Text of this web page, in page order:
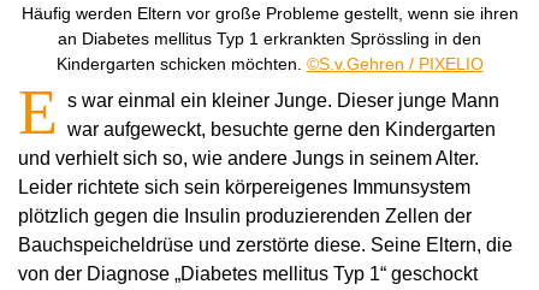
Häufig werden Eltern vor große Probleme gestellt, wenn sie ihren
an Diabetes mellitus Typ 1 erkrankten Sprössling in den
Kindergarten schicken möchten. ©S.v.Gehren / PIXELIO
E s war einmal ein kleiner Junge. Dieser junge Mann
war aufgeweckt, besuchte gerne den Kindergarten
und verhielt sich so, wie andere Jungs in seinem Alter.
Leider richtete sich sein körpereigenes Immunsystem
plötzlich gegen die Insulin produzierenden Zellen der
Bauchspeicheldrüse und zerstörte diese. Seine Eltern, die
von der Diagnose „Diabetes mellitus Typ 1“ geschockt